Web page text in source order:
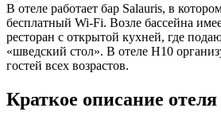
В отеле работает бар Salauris, в
бесплатный Wi-Fi. Возле бассейна
ресторан с открытой кухней, где
«шведский стол». В отеле H10
гостей всех возрастов.
Краткое описание отеля